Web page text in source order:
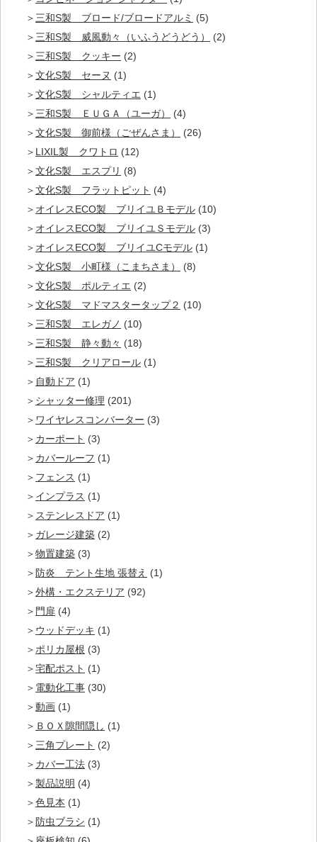
三和S製 ブロード/ブロードアルミ (5)
三和S製 威風動々（いふうどうどう）
(2)
三和S製 クッキー (2)
文化S製 セーヌ (1)
文化S製 シャルティエ (1)
三和S製 ＥＵＧＡ（ユーガ）
(4)
文化S製 御前様（ごぜんさま）
(26)
LIXIL製 クワトロ (12)
文化S製 エスプリ (8)
文化S製 フラットピット (4)
オイレスECO製 ブリイユＢモデル (10)
オイレスECO製 ブリイユＳモデル (3)
オイレスECO製 ブリイユCモデル (1)
文化S製 小町様（こまちさま）
(8)
文化S製 ポルティエ (2)
文化S製 マドマスタータップ２ (10)
三和S製 エレガノ (10)
三和S製 静々動々 (18)
三和S製 クリアロール (1)
自動ドア (1)
シャッター修理 (201)
ワイヤレスコンバーター (3)
カーポート (3)
カバールーフ (1)
フェンス (1)
インプラス (1)
ステンレスドア (1)
ガレージ建築 (2)
物置建築 (3)
防炎 テント生地 張替え (1)
外構・エクステリア (92)
門扉 (4)
ウッドデッキ (1)
ポリカ屋根 (3)
宅配ポスト (1)
電動化工事 (30)
動画 (1)
ＢＯＸ隙間隠し (1)
三角プレート (2)
カバー工法 (3)
製品説明 (4)
色見本 (1)
防虫ブラシ (1)